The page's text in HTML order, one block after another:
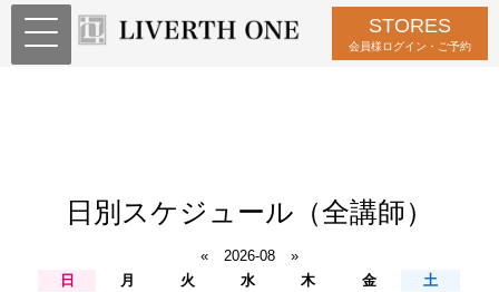
STORES
会員様ログイン・ご予約
日別スケジュール（全講師）
« 2026-08
»
日
月 火 水 木 金
土